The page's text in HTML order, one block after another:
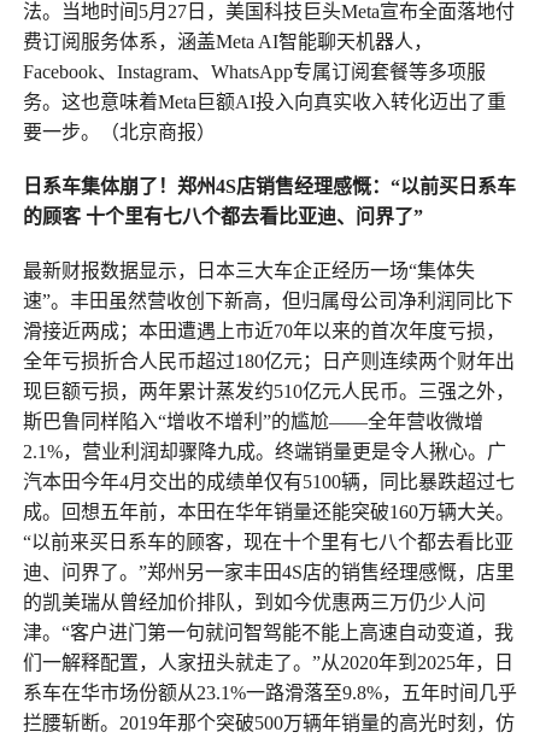
法。当地时间5月27日，美国科技巨头Meta宣布全面落地付
费订阅服务体系，涵盖Meta AI智能聊天机器人，
Facebook、Instagram、WhatsApp专属订阅套餐等多项服
务。这也意味着Meta巨额AI投入向真实收入转化迈出了重
要一步。（北京商报）
日系车集体崩了！郑州4S店销售经理感慨：“以前买日系车
的顾客 十个里有七八个都去看比亚迪、问界了”
最新财报数据显示，日本三大车企正经历一场“集体失
速”。丰田虽然营收创下新高，但归属母公司净利润同比下
滑接近两成；本田遭遇上市近70年以来的首次年度亏损，
全年亏损折合人民币超过180亿元；日产则连续两个财年出
现巨额亏损，两年累计蒸发约510亿元人民币。三强之外，
斯巴鲁同样陷入“增收不增利”的尴尬——全年营收微增
2.1%，营业利润却骤降九成。终端销量更是令人揪心。广
汽本田今年4月交出的成绩单仅有5100辆，同比暴跌超过七
成。回想五年前，本田在华年销量还能突破160万辆大关。
“以前来买日系车的顾客，现在十个里有七八个都去看比亚
迪、问界了。”郑州另一家丰田4S店的销售经理感慨，店里
的凯美瑞从曾经加价排队，到如今优惠两三万仍少人问
津。“客户进门第一句就问智驾能不能上高速自动变道，我
们一解释配置，人家扭头就走了。”从2020年到2025年，日
系车在华市场份额从23.1%一路滑落至9.8%，五年时间几乎
拦腰斩断。2019年那个突破500万辆年销量的高光时刻，仿